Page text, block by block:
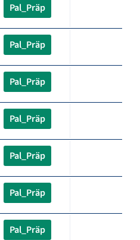
Pal_Präp
Pal_Präp
Pal_Präp
Pal_Präp
Pal_Präp
Pal_Präp
Pal_Präp